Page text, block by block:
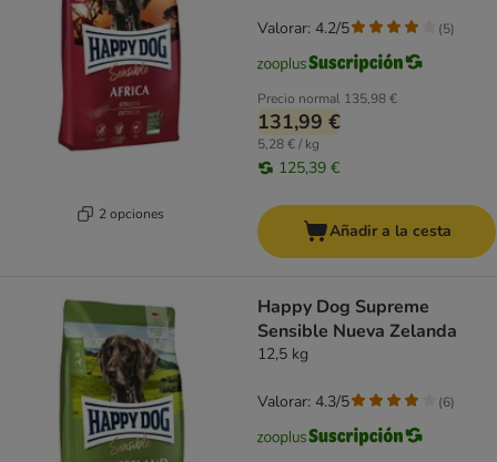
2 opciones
Precio normal 135,98 €
131,99 €
5,28 € / kg
125,39 €
Valorar: 4.2/5 (5)
Añadir a la cesta
Happy Dog Supreme
Sensible Nueva Zelanda
12,5 kg
Valorar: 4.3/5 (6)